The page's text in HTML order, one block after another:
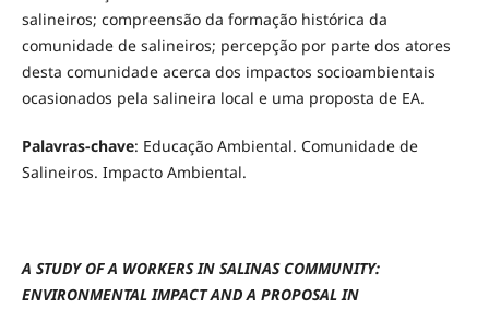
salineiros; compreensão da formação histórica da
comunidade de salineiros; percepção por parte dos atores
desta comunidade acerca dos impactos socioambientais
ocasionados pela salineira local e uma proposta de EA.
Palavras-chave: Educação Ambiental. Comunidade de
Salineiros. Impacto Ambiental.
A STUDY OF A WORKERS IN SALINAS COMMUNITY:
ENVIRONMENTAL IMPACT AND A PROPOSAL IN